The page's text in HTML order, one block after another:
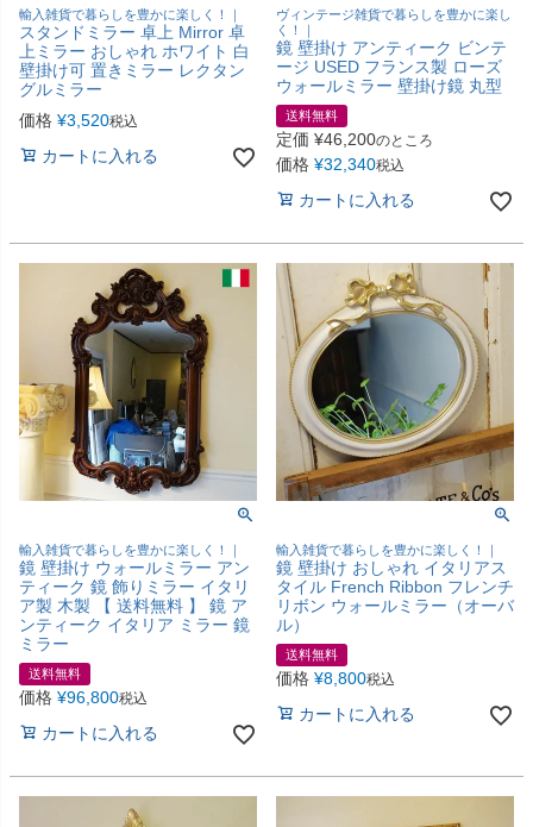
輸入雑貨で暮らしを豊かに楽しく！｜
スタンドミラー 卓上 Mirror 卓
上ミラー おしゃれ ホワイト 白
壁掛け可 置きミラー レクタン
グルミラー
価格 ¥3,520税込
カートに入れる
ヴィンテージ雑貨で暮らしを豊かに楽し
く！｜
鏡 壁掛け アンティーク ビンテ
ージ USED フランス製 ローズ
ウォールミラー 壁掛け鏡 丸型
送料無料
定価 ¥46,200のところ
価格 ¥32,340税込
カートに入れる
輸入雑貨で暮らしを豊かに楽しく！｜
鏡 壁掛け ウォールミラー アン
ティーク 鏡 飾りミラー イタリ
ア製 木製 【 送料無料 】 鏡 ア
ンティーク イタリア ミラー 鏡
ミラー
送料無料
価格 ¥96,800税込
カートに入れる
輸入雑貨で暮らしを豊かに楽しく！｜
鏡 壁掛け おしゃれ イタリアス
タイル French Ribbon フレンチ
リボン ウォールミラー（オーバ
ル）
送料無料
価格 ¥8,800税込
カートに入れる